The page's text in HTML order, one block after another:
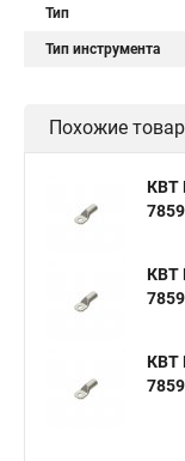
Тип
Тип инструмента
Похожие
КВТ
КВТ
КВТ